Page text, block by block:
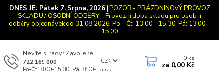
DNES JE: Pátek 7. Srpna, 2026| POZOR - PRÁZDNINOVÝ PROVOZ
SKLADU / OSOBNÍ ODBĚRY - Provozní doba skladu pro osobní
odběry objednávek do 31.08.2026: Po - Čt: 13:00 - 15:30, Pá: 13:00 -
15:00
CZK
Nevíte si rady? Zavolejte.
722 169 000
Po-Čt: 8:00-15:30, Pá: 8:00-15:00
0 ks
za 0,00 Kč